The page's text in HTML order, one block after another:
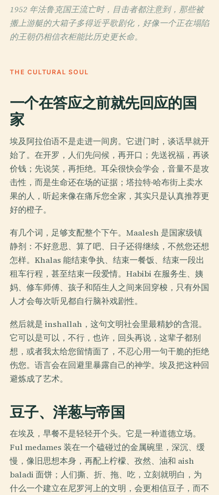
1952 年法鲁克国王流亡时，目击者都注意到，那些被
搬上游艇的大箱子多得近乎歌剧化，好像一个正在塌陷
的王朝仍相信衣柜能比历史更长命。
THE CULTURAL SOUL
一个在答应之前就先回应的国
家
埃及阿拉伯语不是走进一间房。它进门时，谈话早就开
始了。在开罗，人们先问候，再开口；先送祝福，再谈
价钱；先说笑，再拒绝。耳朵很快会学会，音量不是攻
击性，而是生命还在场的证据；塔拉特·哈布街上卖水
果的人，听起来像在痛斥您全家，其实只是认真推荐更
好的橙子。
有几个词，足够支配整个下午。Maalesh 是国家级镇
静剂：不好意思、算了吧、日子还得继续，不然您还想
怎样。Khalas 能结束争执、结束一餐饭、结束一段出
租车行程，甚至结束一段爱情。Habibi 在服务生、姨
妈、修车师傅、孩子和陌生人之间来回穿梭，只有外国
人才会每次听见都自行脑补戏剧性。
然后就是 inshallah，这句文明社会里最精妙的含混。
它可以是可以，不行，也许，回头再说，这辈子都别
想，或者我太给您留情面了，不忍心用一句干脆的拒绝
伤您。语言会在回避里暴露自己的神学。埃及把这种回
避炼成了艺术。
豆子、洋葱与帝国
在埃及，早餐不是轻轻开个头。它是一种道德立场。
Ful medames 装在一个磕碰过的金属碗里，深沉、缓
慢，像旧思想本身，再配上柠檬、孜然、油和 aish
baladi 面饼；人们撕、折、拖、吃，立刻就明白，为
什么一个建立在尼罗河上的文明，会更相信豆子，而不